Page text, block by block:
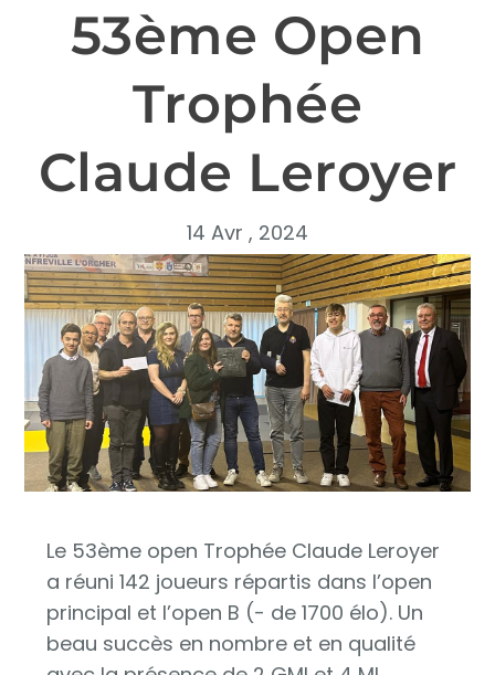
53ème Open
Trophée
Claude Leroyer
14 Avr , 2024
Le 53ème open Trophée Claude Leroyer
a réuni 142 joueurs répartis dans l’open
principal et l’open B (- de 1700 élo). Un
beau succès en nombre et en qualité